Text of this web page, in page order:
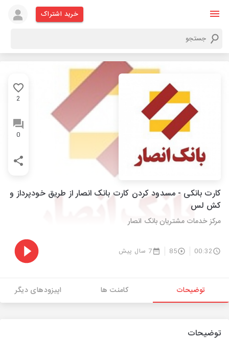
خرید اشتراک
2
0
کارت بانکی - مسدود کردن کارت بانک انصار از طریق خودپرداز و
کش لس
مرکز خدمات مشتریان بانک انصار
00:32
85 7 سال پیش
توضیحات کامنت ها اپیزودهای دیگر
توضیحات